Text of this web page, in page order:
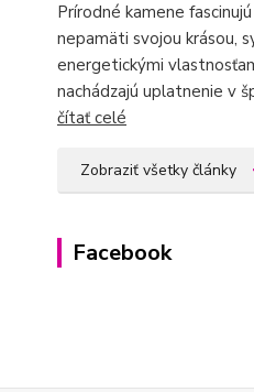
Prírodné kamene
nepamäti svojou krásou,
energetickými
nachádzajú uplatnenie v
čítať celé
Zobraziť všetky články
Facebook